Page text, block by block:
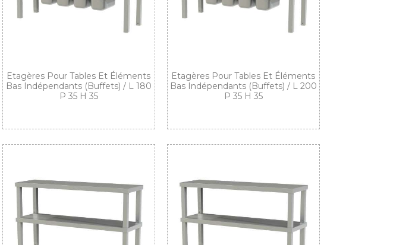
Etagères Pour Tables Et Éléments
Bas Indépendants (buffets) / L 180
P 35 H 35
Etagères Pour Tables Et Éléments
Bas Indépendants (buffets) / L 200
P 35 H 35